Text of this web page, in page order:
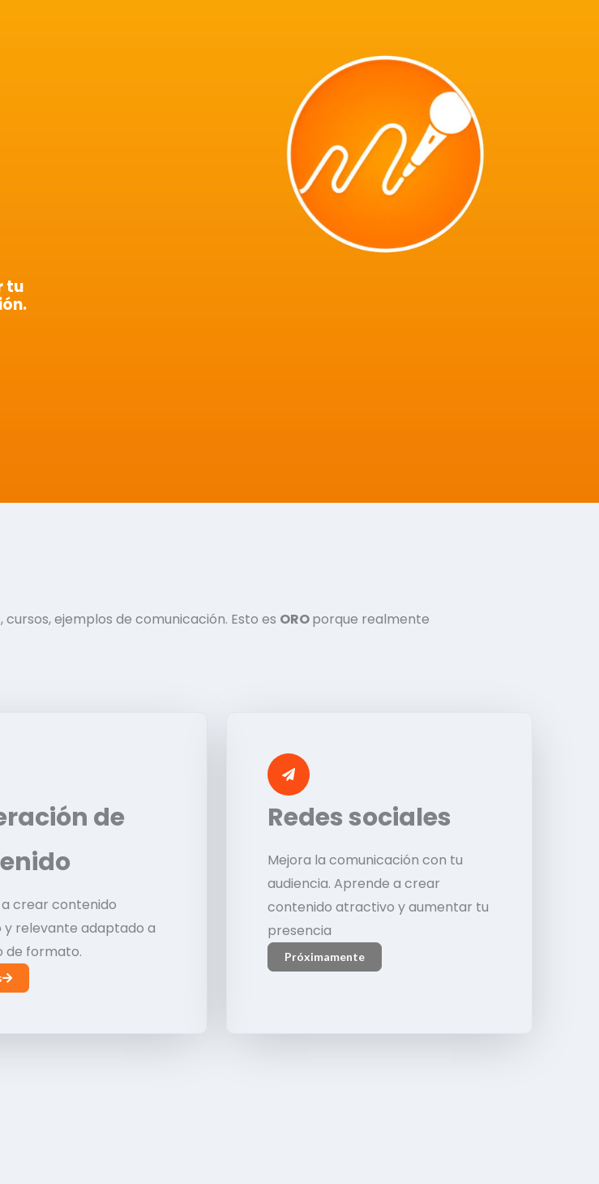
tu
ejemplos de comunicación. Esto es OROporque realmente
de
crear contenido
relevante adaptado a
de formato.
Redes sociales
Mejora la comunicación con tu
audiencia. Aprende a crear
contenido atractivo y aumentar tu
presencia
Próximamente